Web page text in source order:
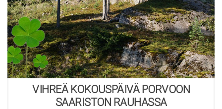
VIHREÄ KOKOUSPÄIVÄ PORVOON
SAARISTON RAUHASSA